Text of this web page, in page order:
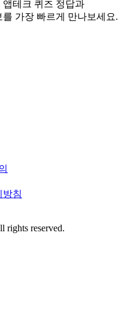
테크 퀴즈 정답과
가장 빠르게 만나보세요.
방침
rights reserved.